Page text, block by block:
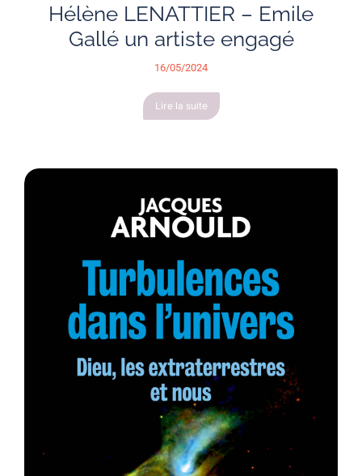
Hélène LENATTIER – Emile
Gallé un artiste engagé
16/05/2024
Lire la suite